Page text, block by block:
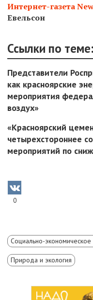
Интернет-газета
Евельсон
Ссылки по теме:
Представители
как красноярские
мероприятия
воздух»
«Красноярский
четырехстороннее
мероприятий по
0
Социально-экономическое
Природа и экология